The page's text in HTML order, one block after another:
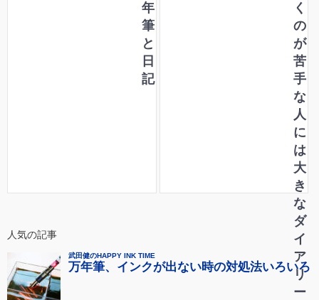
年
筆
と
日
記
く
の
が
苦
手
な
人
に
は
大
き
な
ダ
イ
ア
リ
ー
人気の記事